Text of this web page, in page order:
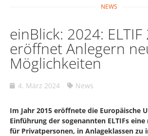
NEWS
einBlick: 2024: ELTIF
eröffnet Anlegern
Möglichkeiten
4. März 2024 News
Im Jahr 2015 eröffnete die Europäische
Einführung der sogenannten ELTIFs
für Privatpersonen, in Anlageklassen zu